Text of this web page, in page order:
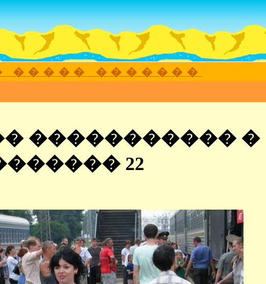
����� �������
����������� �
22